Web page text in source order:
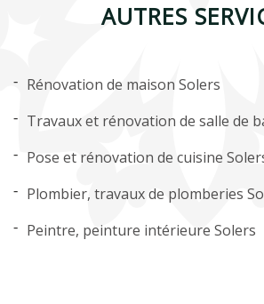
AUTRES
Rénovation de maison Solers
Travaux et rénovation de salle de
Pose et rénovation de cuisine
Plombier, travaux de plomberies
Peintre, peinture intérieure Solers